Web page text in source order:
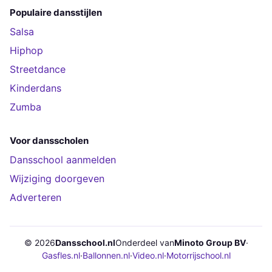
Populaire dansstijlen
Salsa
Hiphop
Streetdance
Kinderdans
Zumba
Voor dansscholen
Dansschool aanmelden
Wijziging doorgeven
Adverteren
© 2026Dansschool.nlOnderdeel vanMinoto Group BV·
Gasfles.nl·Ballonnen.nl·Video.nl·Motorrijschool.nl